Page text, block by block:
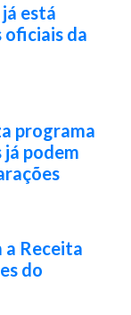
está
oficiais da
programa
podem
a Receita
do